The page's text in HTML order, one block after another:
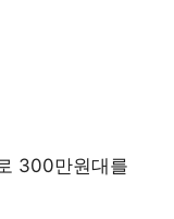
300만원대를